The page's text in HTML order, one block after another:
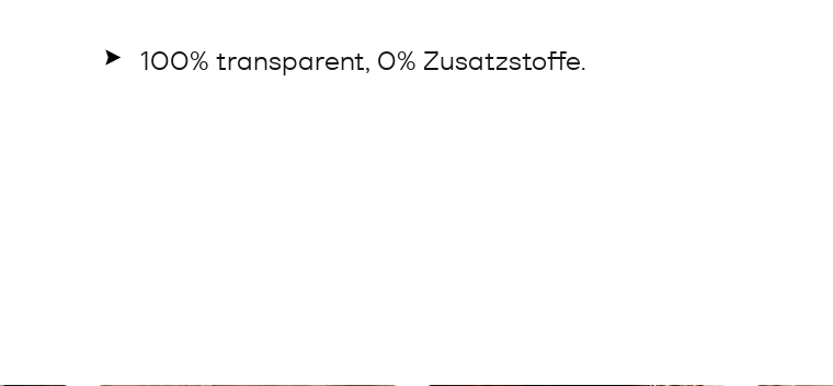
100% transparent, 0% Zusatzstoffe.